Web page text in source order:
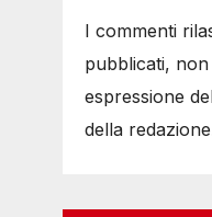
I commenti
pubblicati,
espressione
della